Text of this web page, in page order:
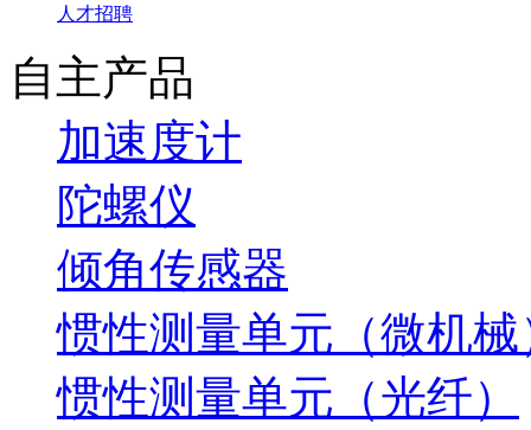
人才招聘
自主产品
加速度计
陀螺仪
倾角传感器
惯性测量单元（微机械
惯性测量单元（光纤）